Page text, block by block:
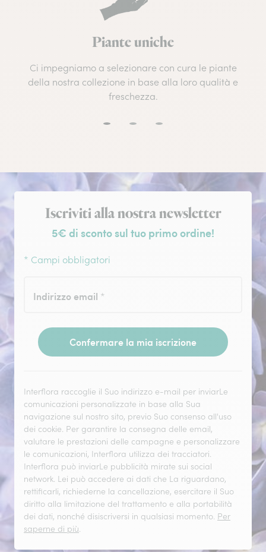
Piante uniche
Ci impegniamo a selezionare con cura le piante
della nostra collezione in base alla loro qualità e
freschezza.
Iscrizione alla newsletter
Iscriviti alla nostra newsletter
5€ di sconto sul tuo primo ordine!
* Campi obbligatori
Indirizzo email *
Confermare la mia iscrizione
Interflora raccoglie il Suo indirizzo e-mail per inviarLe
comunicazioni personalizzate in base alla Sua
navigazione sul nostro sito, previo Suo consenso all'uso
dei cookie. Per garantire la consegna delle email,
valutare le prestazioni delle campagne e personalizzare
le comunicazioni, Interflora utilizza dei tracciatori.
Interflora può inviarLe pubblicità mirate sui social
network. Lei può accedere ai dati che La riguardano,
rettificarli, richiederne la cancellazione, esercitare il Suo
diritto alla limitazione del trattamento e alla portabilità
dei dati, nonché disiscriversi in qualsiasi momento. Per
saperne di più.